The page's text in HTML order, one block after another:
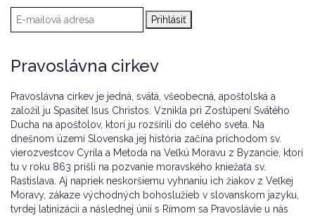
Pravoslávna cirkev
Pravoslávna cirkev je jedná, svätá, všeobecná, apoštolská a
založil ju Spasiteľ Isus Christos. Vznikla pri Zostúpení Svätého
Ducha na apoštolov, ktorí ju rozšírili do celého sveta. Na
dnešnom území Slovenska jej história začína príchodom sv.
vierozvestcov Cyrila a Metoda na Veľkú Moravu z Byzancie, ktorí
tu v roku 863 prišli na pozvanie moravského kniežaťa sv.
Rastislava. Aj napriek neskoršiemu vyhnaniu ich žiakov z Veľkej
Moravy, zákaze východných bohoslužieb v slovanskom jazyku,
tvrdej latinizácii a následnej únií s Rímom sa Pravoslávie u nás